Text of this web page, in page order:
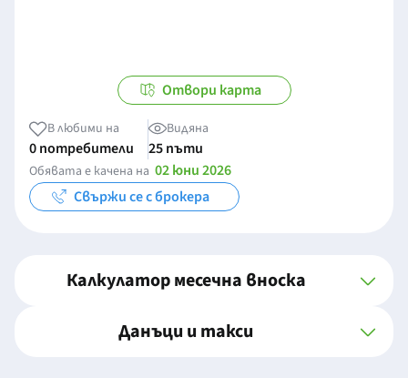
Отвори карта
В любими на
0 потребители
Видяна
25 пъти
Обявата е качена на 02 юни 2026
Свържи се с брокера
Калкулатор месечна вноска
Данъци и такси